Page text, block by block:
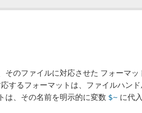
のファイルに対応させた フォーマ
するフォーマットは、ファイルハン
は、その名前を明示的に変数 $~ に代